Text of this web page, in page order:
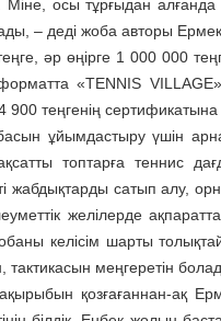
осы тұрғыдан
– деді жоба авторы
әр өңірге 1 000 000
«TENNIS
теңгенің
ұйымдастыру үшін
топтарға теннис
жабдықтарды са­тып
желілерде
келісім шарты
меңгеретін
қозғағаннан-ақ